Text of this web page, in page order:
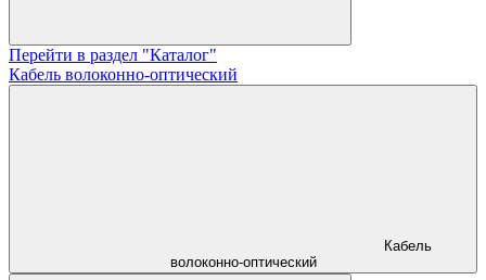
Перейти в раздел "Каталог"
Кабель волоконно-оптический
Кабель
волоконно-оптический